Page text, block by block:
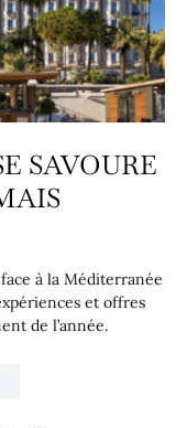
SAVOURE
à la Méditerranée
et offres
de l’année.